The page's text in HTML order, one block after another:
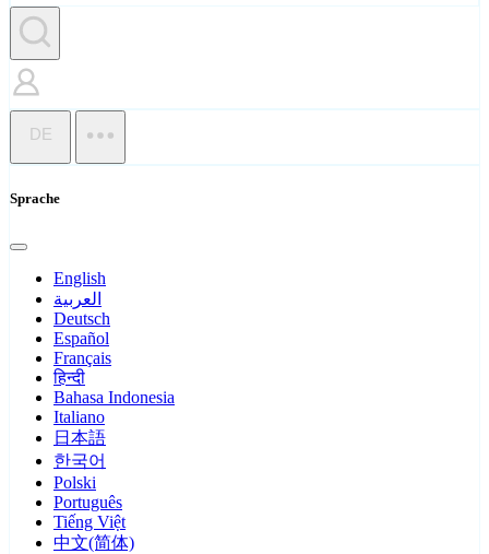
DE
Sprache
English
العربية
Deutsch
Español
Français
हिन्दी
Bahasa Indonesia
Italiano
日本語
한국어
Polski
Português
Tiếng Việt
中文(简体)